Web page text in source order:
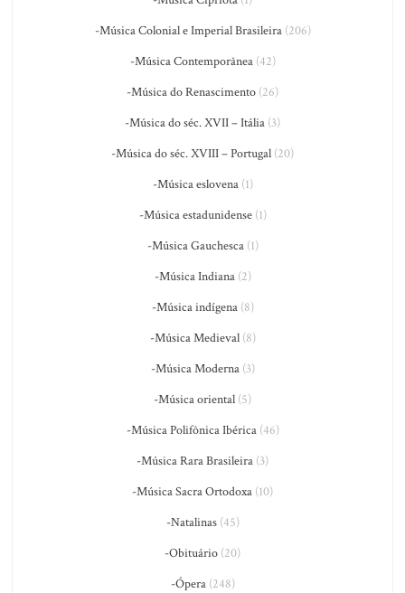
-Música Colonial e Imperial Brasileira(206)
-Música Contemporânea(42)
-Música do Renascimento (26)
-Música do séc. XVII – Itália (3)
-Música do séc. XVIII – Portugal (20)
-Música eslovena(1)
-Música estadunidense(1)
-Música Gauchesca(1)
-Música Indiana(2)
-Música indígena(8)
-Música Medieval(8)
-Música Moderna(3)
-Música oriental (5)
-Música Polifônica Ibérica(46)
-Música Rara Brasileira (3)
-Música Sacra Ortodoxa (10)
-Natalinas(45)
-Obituário (20)
-Ópera(248)